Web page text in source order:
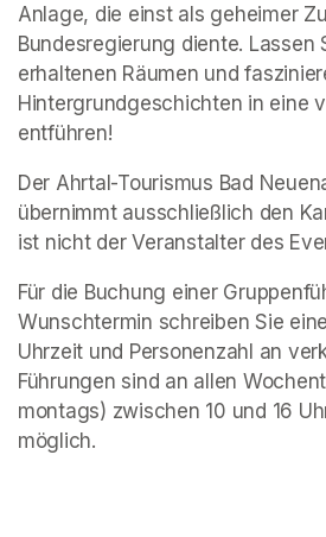
Anlage, die einst als geheimer
Bundesregierung diente. Lassen
erhaltenen Räumen und
Hintergrundgeschichten in eine
entführen!
Der Ahrtal-Tourismus Bad
übernimmt ausschließlich den
ist nicht der Veranstalter des
Für die Buchung einer
Wunschtermin schreiben Sie
Uhrzeit und Personenzahl an
Führungen sind an allen
montags) zwischen 10 und 16
möglich.